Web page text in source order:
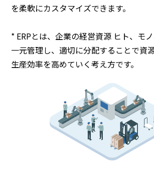
を柔軟にカスタマイズできます。
* ERPとは、企業の経営資源 ヒト、モ
一元管理し、適切に分配することで資
生産効率を高めていく考え方です。